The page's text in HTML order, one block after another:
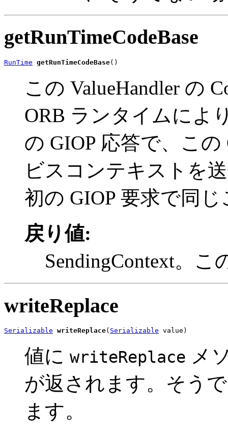
getRunTimeCodeBase
RunTime getRunTimeCodeBase()
この ValueHandler の
ORB ランタイムによ
の GIOP 応答で、この
ビスコンテキストを
初の GIOP 要求で同
戻り値:
SendingContext。こ
writeReplace
Serializable writeReplace( Serializable value)
値に writeReplace メ
が返されます。そう
ます。